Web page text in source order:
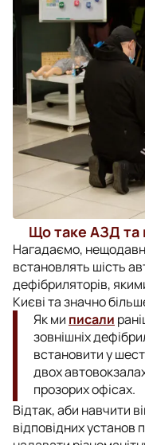
Що таке АЗД та
Нагадаємо,
встановлять шість
дефібриляторів,
Києві та значно
Як ми писали
зовнішніх
встановити у
двох
прозорих офісах.
Відтак, аби навчити
відповідних